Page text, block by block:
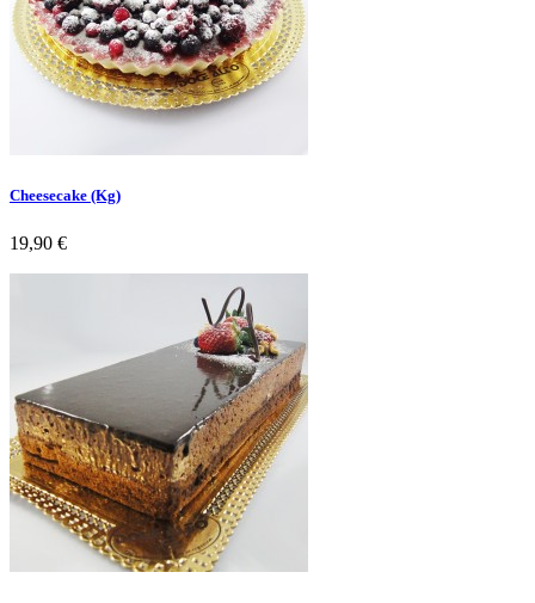
Cheesecake (Kg)
Preço
19,90 €